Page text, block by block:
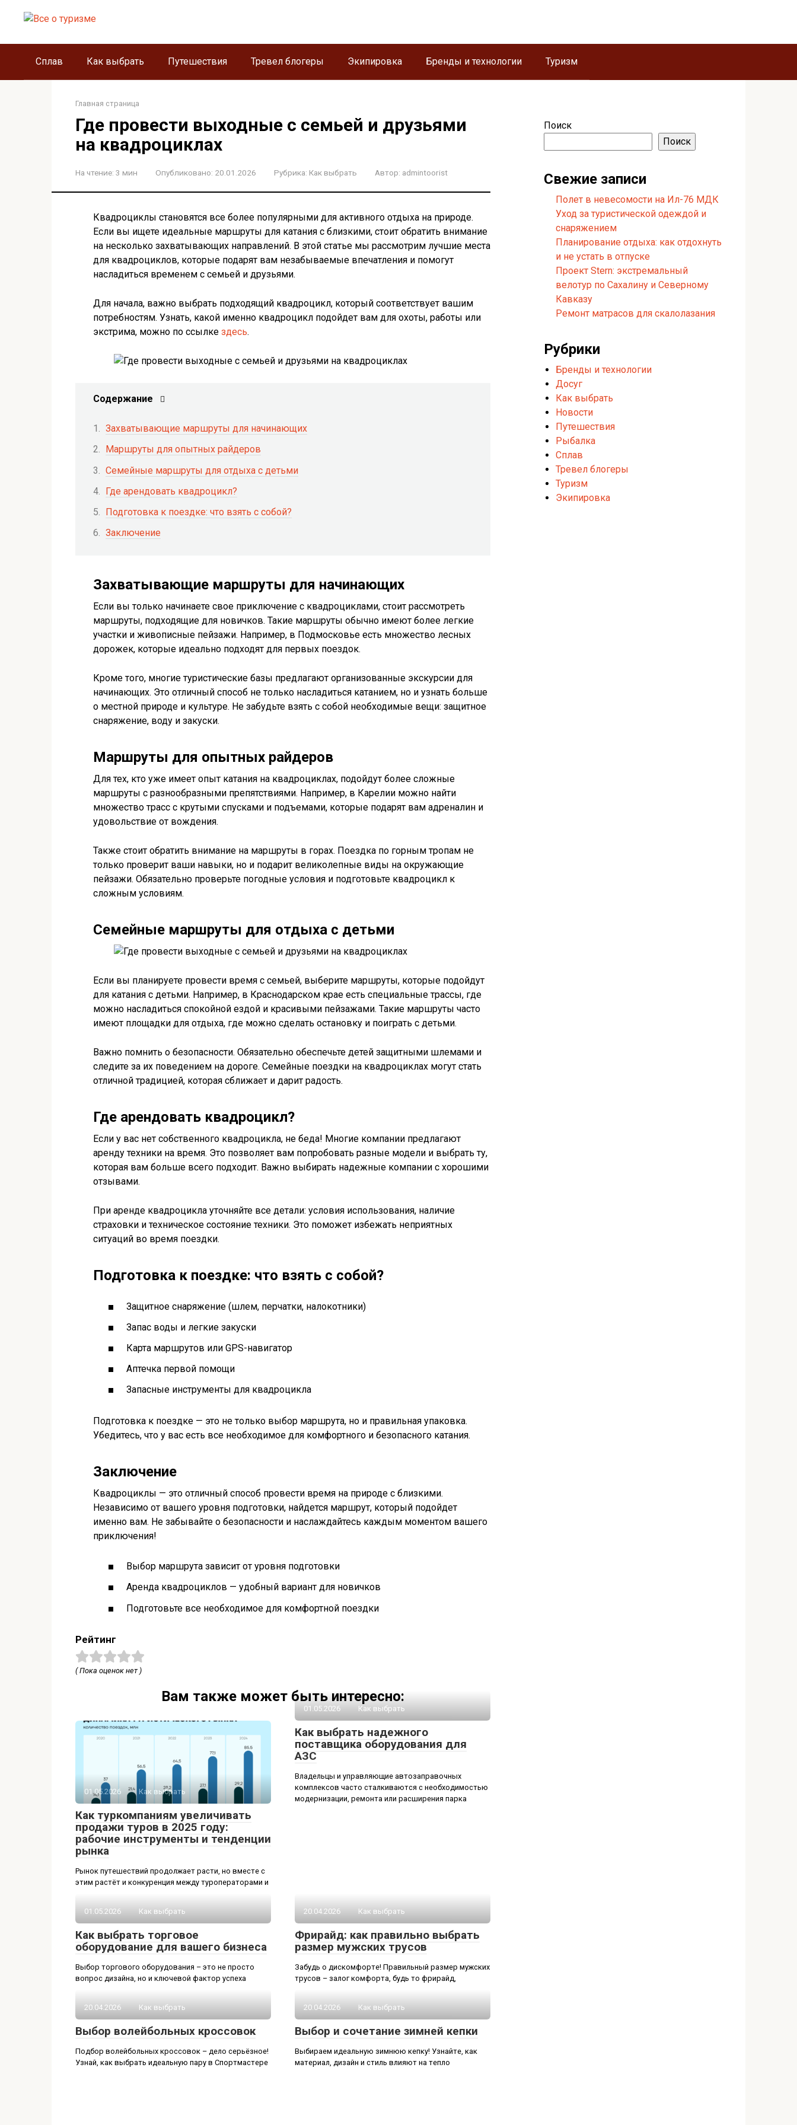
Сплав Как выбрать Путешествия Тревел блогеры Экипировка Бренды и технологии Туризм
Главная страница
Где провести выходные с семьей и друзьями
на квадроциклах
На чтение: 3 мин Опубликовано: 20.01.2026 Рубрика: Как выбрать Автор: admintoorist
Квадроциклы становятся все более популярными для активного отдыха на природе.
Если вы ищете идеальные маршруты для катания с близкими, стоит обратить внимание
на несколько захватывающих направлений. В этой статье мы рассмотрим лучшие места
для квадроциклов, которые подарят вам незабываемые впечатления и помогут
насладиться временем с семьей и друзьями.
Для начала, важно выбрать подходящий квадроцикл, который соответствует вашим
потребностям. Узнать, какой именно квадроцикл подойдет вам для охоты, работы или
экстрима, можно по ссылке здесь.
Содержание
Захватывающие маршруты для начинающих
Маршруты для опытных райдеров
Семейные маршруты для отдыха с детьми
Где арендовать квадроцикл?
Подготовка к поездке: что взять с собой?
Заключение
Захватывающие маршруты для начинающих
Если вы только начинаете свое приключение с квадроциклами, стоит рассмотреть
маршруты, подходящие для новичков. Такие маршруты обычно имеют более легкие
участки и живописные пейзажи. Например, в Подмосковье есть множество лесных
дорожек, которые идеально подходят для первых поездок.
Кроме того, многие туристические базы предлагают организованные экскурсии для
начинающих. Это отличный способ не только насладиться катанием, но и узнать больше
о местной природе и культуре. Не забудьте взять с собой необходимые вещи: защитное
снаряжение, воду и закуски.
Маршруты для опытных райдеров
Для тех, кто уже имеет опыт катания на квадроциклах, подойдут более сложные
маршруты с разнообразными препятствиями. Например, в Карелии можно найти
множество трасс с крутыми спусками и подъемами, которые подарят вам адреналин и
удовольствие от вождения.
Также стоит обратить внимание на маршруты в горах. Поездка по горным тропам не
только проверит ваши навыки, но и подарит великолепные виды на окружающие
пейзажи. Обязательно проверьте погодные условия и подготовьте квадроцикл к
сложным условиям.
Семейные маршруты для отдыха с детьми
Если вы планируете провести время с семьей, выберите маршруты, которые подойдут
для катания с детьми. Например, в Краснодарском крае есть специальные трассы, где
можно насладиться спокойной ездой и красивыми пейзажами. Такие маршруты часто
имеют площадки для отдыха, где можно сделать остановку и поиграть с детьми.
Важно помнить о безопасности. Обязательно обеспечьте детей защитными шлемами и
следите за их поведением на дороге. Семейные поездки на квадроциклах могут стать
отличной традицией, которая сближает и дарит радость.
Где арендовать квадроцикл?
Если у вас нет собственного квадроцикла, не беда! Многие компании предлагают
аренду техники на время. Это позволяет вам попробовать разные модели и выбрать ту,
которая вам больше всего подходит. Важно выбирать надежные компании с хорошими
отзывами.
При аренде квадроцикла уточняйте все детали: условия использования, наличие
страховки и техническое состояние техники. Это поможет избежать неприятных
ситуаций во время поездки.
Подготовка к поездке: что взять с собой?
Защитное снаряжение (шлем, перчатки, налокотники)
Запас воды и легкие закуски
Карта маршрутов или GPS-навигатор
Аптечка первой помощи
Запасные инструменты для квадроцикла
Подготовка к поездке — это не только выбор маршрута, но и правильная упаковка.
Убедитесь, что у вас есть все необходимое для комфортного и безопасного катания.
Заключение
Квадроциклы — это отличный способ провести время на природе с близкими.
Независимо от вашего уровня подготовки, найдется маршрут, который подойдет
именно вам. Не забывайте о безопасности и наслаждайтесь каждым моментом вашего
приключения!
Выбор маршрута зависит от уровня подготовки
Аренда квадроциклов — удобный вариант для новичков
Подготовьте все необходимое для комфортной поездки
Рейтинг
( Пока оценок нет )
Вам также может быть интересно:
01.05.2026 Как выбрать
Как туркомпаниям увеличивать
продажи туров в 2025 году:
рабочие инструменты и тенденции
рынка
Рынок путешествий продолжает расти, но вместе с
этим растёт и конкуренция между туроператорами и
01.05.2026 Как выбрать
Как выбрать надежного
поставщика оборудования для
АЗС
Владельцы и управляющие автозаправочных
комплексов часто сталкиваются с необходимостью
модернизации, ремонта или расширения парка
01.05.2026 Как выбрать
Как выбрать торговое
оборудование для вашего бизнеса
Выбор торгового оборудования – это не просто
вопрос дизайна, но и ключевой фактор успеха
20.04.2026 Как выбрать
Фрирайд: как правильно выбрать
размер мужских трусов
Забудь о дискомфорте! Правильный размер мужских
трусов – залог комфорта, будь то фрирайд,
20.04.2026 Как выбрать
Выбор волейбольных кроссовок
Подбор волейбольных кроссовок – дело серьёзное!
Узнай, как выбрать идеальную пару в Спортмастере
20.04.2026 Как выбрать
Выбор и сочетание зимней кепки
Выбираем идеальную зимнюю кепку! Узнайте, как
материал, дизайн и стиль влияют на тепло
Поиск
Поиск
Свежие записи
Полет в невесомости на Ил-76 МДК
Уход за туристической одеждой и
снаряжением
Планирование отдыха: как отдохнуть
и не устать в отпуске
Проект Stern: экстремальный
велотур по Сахалину и Северному
Кавказу
Ремонт матрасов для скалолазания
Рубрики
Бренды и технологии
Досуг
Как выбрать
Новости
Путешествия
Рыбалка
Сплав
Тревел блогеры
Туризм
Экипировка